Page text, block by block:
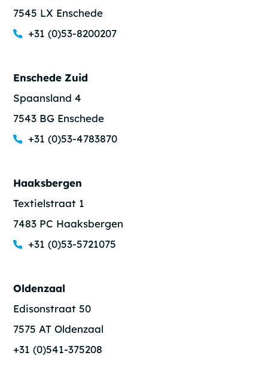
7545 LX Enschede
+31 (0)53-8200207
Enschede Zuid
Spaansland 4
7543 BG Enschede
+31 (0)53-4783870
Haaksbergen
Textielstraat 1
7483 PC Haaksbergen
+31 (0)53-5721075
Oldenzaal
Edisonstraat 50
7575 AT Oldenzaal
+31 (0)541-375208